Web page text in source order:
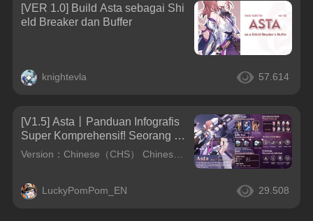
[VER 1.0] Build Asta sebagai Shi
eld Breaker dan Buffer
knightevla 57.614
[V1.5] Asta丨Panduan Infografis
Super Komprehensif! Seorang W
anita dari Keluarga Ternama Men
gejar Mimpinya Menjadi Astrono
Version：Chinese（CHS） Chinese（CHT） Korean Japanese
LuckyPomPom_EN 29.508